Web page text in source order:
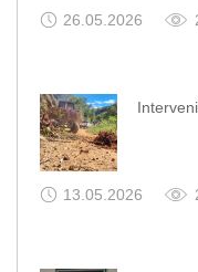
26.05.2026
13.05.2026